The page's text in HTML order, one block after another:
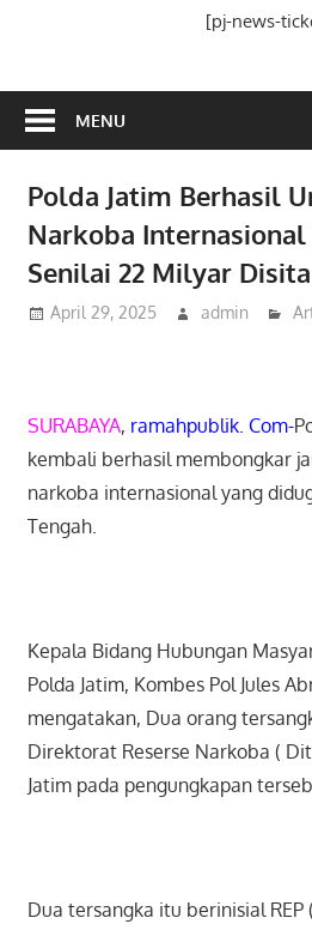
[pj-news-
MENU
Polda Jatim Berhasil
Narkoba Internasional
Senilai 22 Milyar Disita
April 29, 2025 admin
SURABAYA, ramahpublik. Com-
kembali berhasil membongkar
narkoba internasional yang
Tengah.
Kepala Bidang Hubungan
Polda Jatim, Kombes Pol Jules
mengatakan, Dua orang
Direktorat Reserse Narkoba (
Jatim pada pengungkapan
Dua tersangka itu berinisial